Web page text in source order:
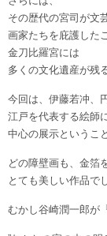
その歴代の宮司が文
画家たちを庇護した
金刀比羅宮には
多くの文化遺産が残
今回は、伊藤若冲、
江戸を代表する絵師
中心の展示というこ
どの障壁画も、金箔
とても美しい作品で
むかし谷崎潤一郎が